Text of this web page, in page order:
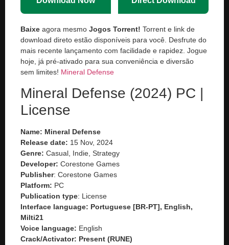
Baixe agora mesmo Jogos Torrent! Torrent e link de
download direto estão disponíveis para você. Desfrute do
mais recente lançamento com facilidade e rapidez. Jogue
hoje, já pré-ativado para sua conveniência e diversão
sem limites! Mineral Defense
Mineral Defense (2024) PC |
License
Name: Mineral Defense
Release date: 15 Nov, 2024
Genre: Casual, Indie, Strategy
Developer: Corestone Games
Publisher: Corestone Games
Platform: PC
Publication type: License
Interface language: Portuguese [BR-PT], English,
Milti21
Voice language: English
Crack/Activator: Present (RUNE)